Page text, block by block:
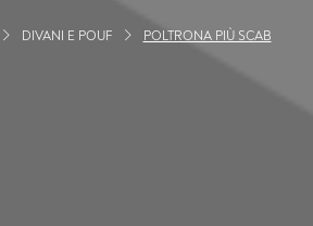
DIVANI E POUF POLTRONA PIÙ SCAB